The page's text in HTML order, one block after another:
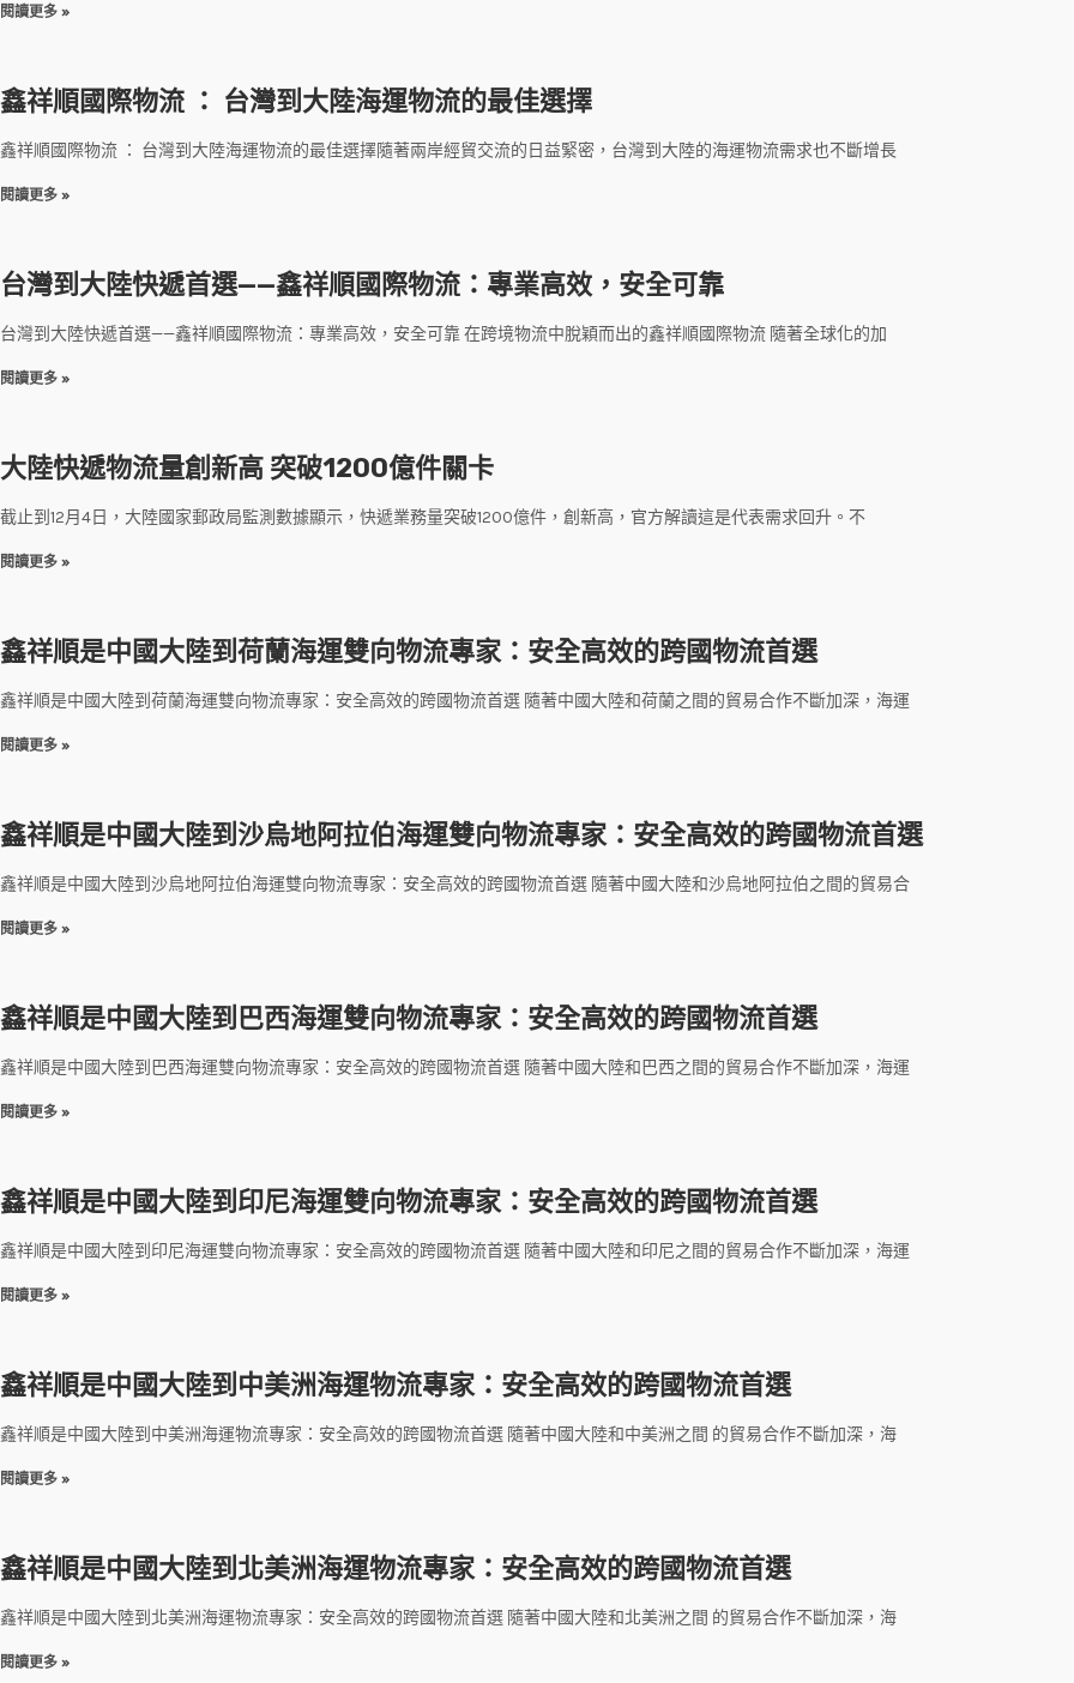
閱讀更多 »
鑫祥順國際物流 ： 台灣到大陸海運物流的最佳選擇
鑫祥順國際物流 ： 台灣到大陸海運物流的最佳選擇隨著兩岸經貿交流的日益緊密，台灣到大陸的海運物流需求也不斷增長
閱讀更多 »
台灣到大陸快遞首選——鑫祥順國際物流：專業高效，安全可靠
台灣到大陸快遞首選——鑫祥順國際物流：專業高效，安全可靠 在跨境物流中脫穎而出的鑫祥順國際物流 隨著全球化的加
閱讀更多 »
大陸快遞物流量創新高 突破1200億件關卡
截止到12月4日，大陸國家郵政局監測數據顯示，快遞業務量突破1200億件，創新高，官方解讀這是代表需求回升。不
閱讀更多 »
鑫祥順是中國大陸到荷蘭海運雙向物流專家：安全高效的跨國物流首選
鑫祥順是中國大陸到荷蘭海運雙向物流專家：安全高效的跨國物流首選 隨著中國大陸和荷蘭之間的貿易合作不斷加深，海運
閱讀更多 »
鑫祥順是中國大陸到沙烏地阿拉伯海運雙向物流專家：安全高效的跨國物流首選
鑫祥順是中國大陸到沙烏地阿拉伯海運雙向物流專家：安全高效的跨國物流首選 隨著中國大陸和沙烏地阿拉伯之間的貿易合
閱讀更多 »
鑫祥順是中國大陸到巴西海運雙向物流專家：安全高效的跨國物流首選
鑫祥順是中國大陸到巴西海運雙向物流專家：安全高效的跨國物流首選 隨著中國大陸和巴西之間的貿易合作不斷加深，海運
閱讀更多 »
鑫祥順是中國大陸到印尼海運雙向物流專家：安全高效的跨國物流首選
鑫祥順是中國大陸到印尼海運雙向物流專家：安全高效的跨國物流首選 隨著中國大陸和印尼之間的貿易合作不斷加深，海運
閱讀更多 »
鑫祥順是中國大陸到中美洲海運物流專家：安全高效的跨國物流首選
鑫祥順是中國大陸到中美洲海運物流專家：安全高效的跨國物流首選 隨著中國大陸和中美洲之間 的貿易合作不斷加深，海
閱讀更多 »
鑫祥順是中國大陸到北美洲海運物流專家：安全高效的跨國物流首選
鑫祥順是中國大陸到北美洲海運物流專家：安全高效的跨國物流首選 隨著中國大陸和北美洲之間 的貿易合作不斷加深，海
閱讀更多 »